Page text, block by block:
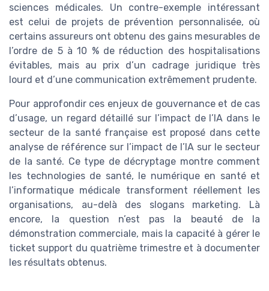
sciences médicales. Un contre-exemple intéressant
est celui de projets de prévention personnalisée, où
certains assureurs ont obtenu des gains mesurables de
l’ordre de 5 à 10 % de réduction des hospitalisations
évitables, mais au prix d’un cadrage juridique très
lourd et d’une communication extrêmement prudente.
Pour approfondir ces enjeux de gouvernance et de cas
d’usage, un regard détaillé sur l’impact de l’IA dans le
secteur de la santé française est proposé dans cette
analyse de référence sur l’impact de l’IA sur le secteur
de la santé. Ce type de décryptage montre comment
les technologies de santé, le numérique en santé et
l’informatique médicale transforment réellement les
organisations, au-delà des slogans marketing. Là
encore, la question n’est pas la beauté de la
démonstration commerciale, mais la capacité à gérer le
ticket support du quatrième trimestre et à documenter
les résultats obtenus.